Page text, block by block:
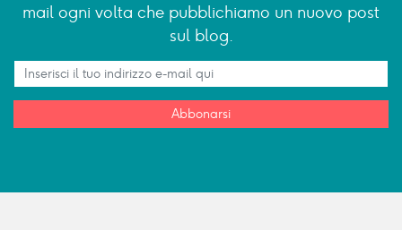
mail ogni volta che pubblichiamo un nuovo post
sul blog.
Abbonarsi